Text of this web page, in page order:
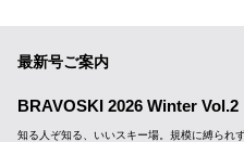
最新号ご案内
BRAVOSKI 2026 Winter Vol.2
知る人ぞ知る、いいスキー場。規模に縛られ